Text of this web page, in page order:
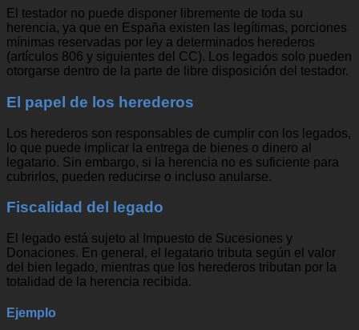
El testador no puede disponer libremente de toda su
herencia, ya que en España existen las legítimas, porciones
mínimas reservadas por ley a determinados herederos
(artículos 806 y siguientes del CC). Los legados solo pueden
otorgarse dentro de la parte de libre disposición del testador.
El papel de los herederos
Los herederos son responsables de cumplir con los legados,
lo que puede implicar la entrega de bienes o dinero al
legatario. Sin embargo, si la herencia no es suficiente para
cubrirlos, pueden reducirse o incluso anularse.
Fiscalidad del legado
El legado está sujeto al Impuesto de Sucesiones y
Donaciones. En general, el legatario tributa según el valor
del bien legado, mientras que los herederos tributan por la
totalidad de la herencia recibida.
Ejemplo